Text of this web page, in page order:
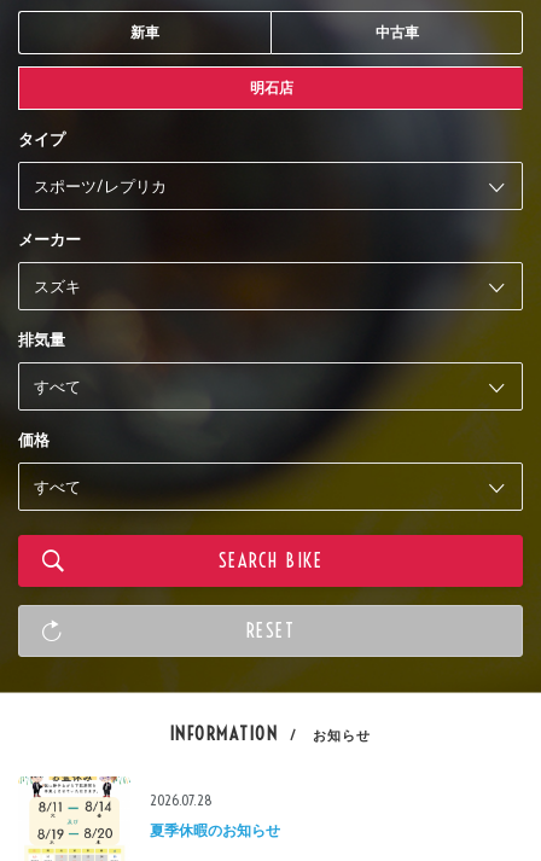
新車 中古車
明石店
タイプ
メーカー
排気量
価格
INFORMATION / お知らせ
2026.07.28
夏季休暇のお知らせ